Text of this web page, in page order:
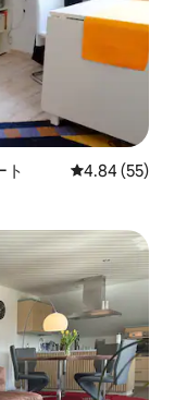
ト レビュー55
4.84 (55)